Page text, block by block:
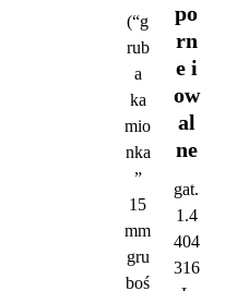
(“g
rub
a
ka
mio
nka
”
15
mm
gru
boś
po
rn
e i
ow
al
ne
gat.
1.4
404
316